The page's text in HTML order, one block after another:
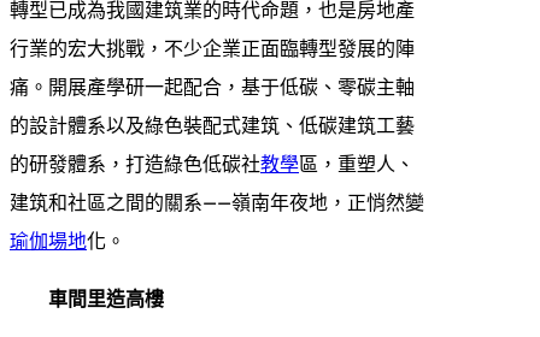
轉型已成為我國建筑業的時代命題，也是房地產
行業的宏大挑戰，不少企業正面臨轉型發展的陣
痛。開展產學研一起配合，基于低碳、零碳主軸
的設計體系以及綠色裝配式建筑、低碳建筑工藝
的研發體系，打造綠色低碳社教學區，重塑人、
建筑和社區之間的關系——嶺南年夜地，正悄然變
瑜伽場地化。
車間里造高樓